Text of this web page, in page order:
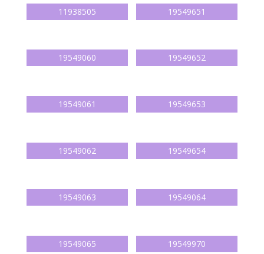
11938505 19549651
19549060 19549652
19549061 19549653
19549062 19549654
19549063 19549064
19549065 19549970